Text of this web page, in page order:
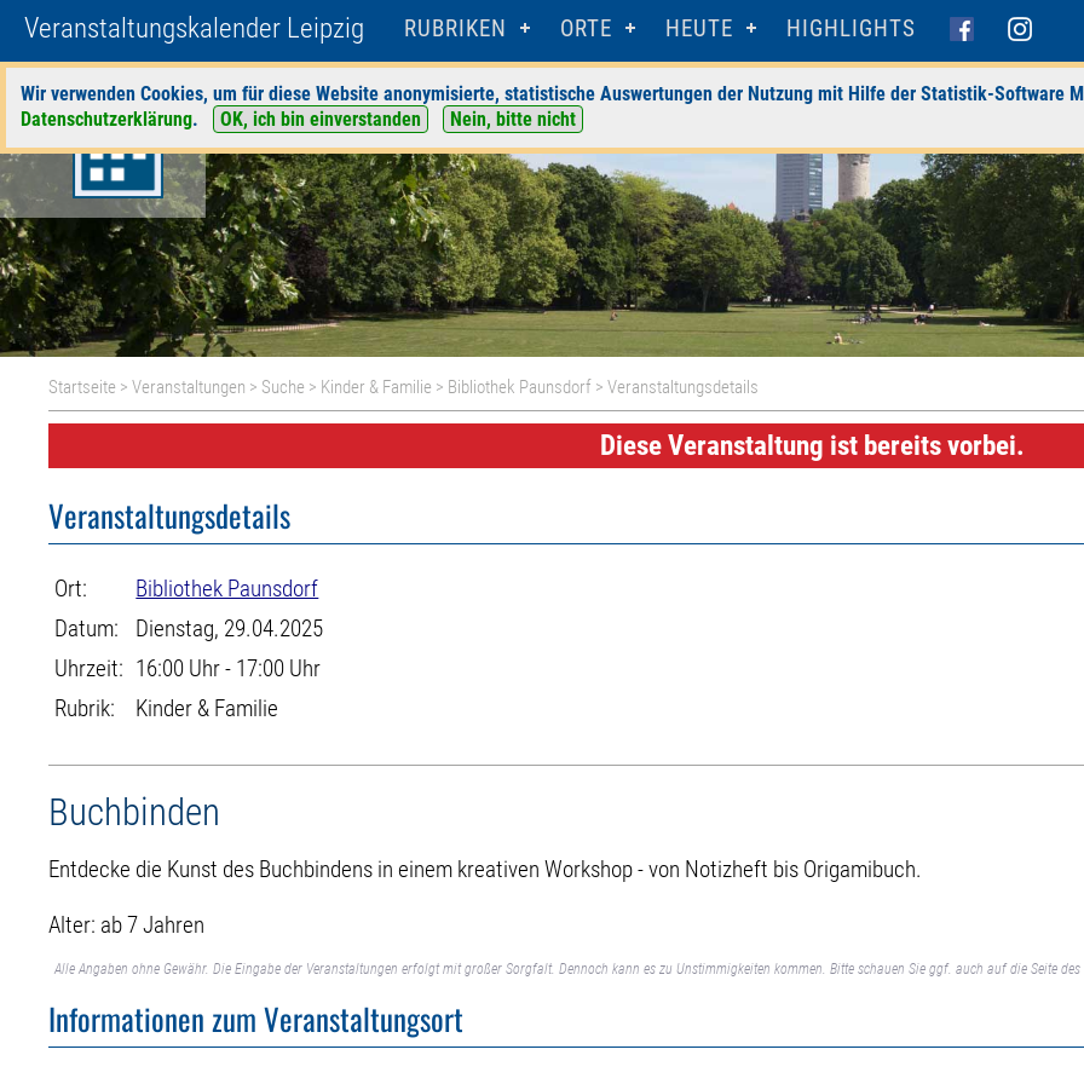
Veranstaltungskalender Leipzig RUBRIKEN ORTE HEUTE HIGHLIGHTS
Wir verwenden Cookies, um für diese Website anonymisierte, statistische Auswertungen der Nutzung mit Hilfe der Statistik-Software
Datenschutzerklärung. OK, ich bin einverstanden Nein, bitte nicht
Startseite >Veranstaltungen > Suche > Kinder & Familie > Bibliothek Paunsdorf > Veranstaltungsdetails
Diese Veranstaltung ist bereits vorbei.
Veranstaltungsdetails
Ort:
Bibliothek Paunsdorf
Datum:
Dienstag, 29.04.2025
Uhrzeit: 16:00 Uhr - 17:00 Uhr
Rubrik:
Kinder & Familie
Buchbinden
Entdecke die Kunst des Buchbindens in einem kreativen Workshop - von Notizheft bis Origamibuch.
Alter: ab 7 Jahren
Alle Angaben ohne Gewähr. Die Eingabe der Veranstaltungen erfolgt mit großer Sorgfalt. Dennoch kann es zu Unstimmigkeiten kommen. Bitte schauen Sie ggf. auch auf die Seite
Informationen zum Veranstaltungsort